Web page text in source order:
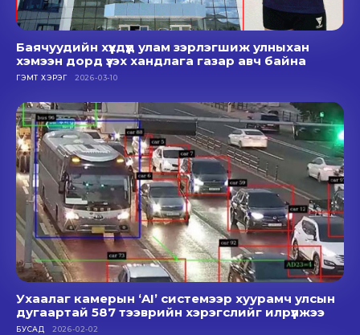
Баячуудийн хүүхдүүд улам зэрлэгшиж улныхан
хэмээн дорд үзэх хандлага газар авч байна
ГЭМТ ХЭРЭГ 2026-03-10
Ухаалаг камерын ‘AI’ системээр хуурамч улсын
дугаартай 587 тээврийн хэрэгслийг илрүүлжээ
БУСАД 2026-02-02